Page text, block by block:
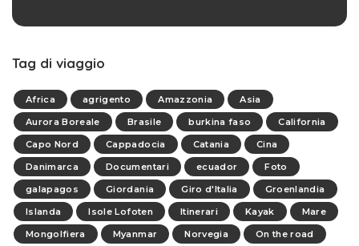
Tag di viaggio
Africa agrigento Amazzonia
Asia
Aurora Boreale
Brasile burkina faso
California
Capo Nord
Cappadocia Catania
Cina
Danimarca
Documentari ecuador
Foto
galapagos
Giordania Giro d'Italia
Groenlandia
Islanda
Isole Lofoten Itinerari Kayak
Mare
Mongolfiera
Myanmar Norvegia
On the road